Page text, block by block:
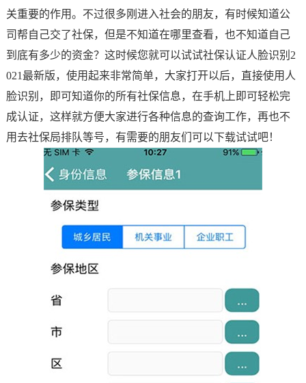
关重要的作用。不过很多刚进入社会的朋友，有时候知道公
司帮自己交了社保，但是不知道在哪里查看，也不知道自己
到底有多少的资金？这时候您就可以试试社保认证人脸识别2
021最新版，使用起来非常简单，大家打开以后，直接使用人
脸识别，即可知道你的所有社保信息，在手机上即可轻松完
成认证，这样就方便大家进行各种信息的查询工作，再也不
用去社保局排队等号，有需要的朋友们可以下载试试吧！